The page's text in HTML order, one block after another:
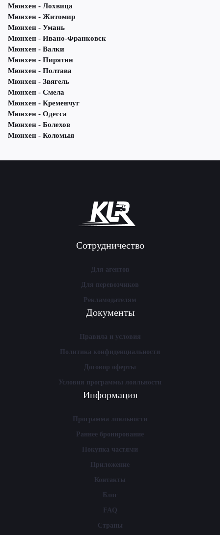
Мюнхен - Лохвица
Мюнхен - Житомир
Мюнхен - Умань
Мюнхен - Ивано-Франковск
Мюнхен - Валки
Мюнхен - Пирятин
Мюнхен - Полтава
Мюнхен - Звягель
Мюнхен - Смела
Мюнхен - Кременчуг
Мюнхен - Одесса
Мюнхен - Болехов
Мюнхен - Коломыя
Сотрудничество
Для агентов
Для перевозчиков
Рекламодателям
Документы
Правила и условия
Политика конфиденциальности
Договор оферты
Условия программы лояльности
Информация
Программа лояльности
Раннее бронирование
Покупка частями
Приложение
Контакты
Блог
FAQ
Страны